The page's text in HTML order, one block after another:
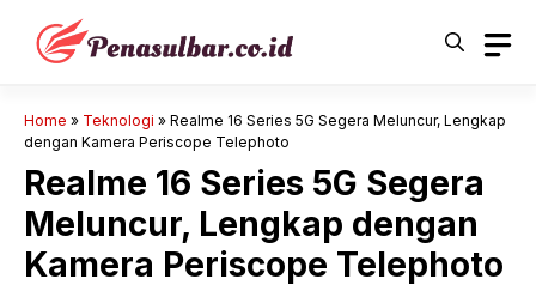
Langsung
Home » Teknologi » Realme 16 Series 5G Segera Meluncur, Lengkap
dengan Kamera Periscope Telephoto
Realme 16 Series 5G Segera
Meluncur, Lengkap dengan
Kamera Periscope Telephoto